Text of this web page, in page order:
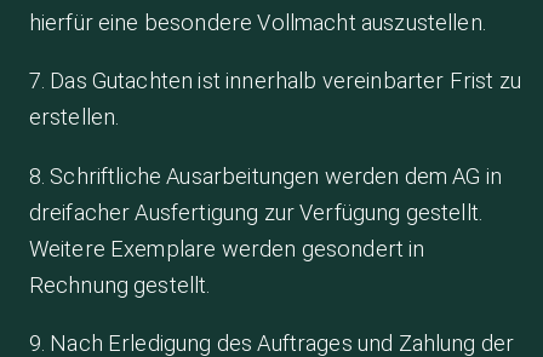
hierfür eine besondere Vollmacht auszustellen.
7. Das Gutachten ist innerhalb vereinbarter Frist zu
erstellen.
8. Schriftliche Ausarbeitungen werden dem AG in
dreifacher Ausfertigung zur Verfügung gestellt.
Weitere Exemplare werden gesondert in
Rechnung gestellt.
9. Nach Erledigung des Auftrages und Zahlung der